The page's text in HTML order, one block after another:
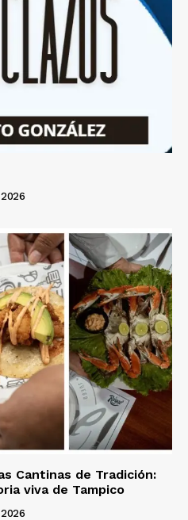
Cantinas de Tradición:
viva de Tampico